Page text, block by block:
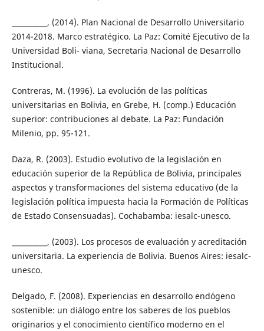
__________, (2014). Plan Nacional de Desarrollo Universitario
2014-2018. Marco estratégico. La Paz: Comité Ejecutivo de la
Universidad Boli- viana, Secretaria Nacional de Desarrollo
Institucional.
Contreras, M. (1996). La evolución de las políticas
universitarias en Bolivia, en Grebe, H. (comp.) Educación
superior: contribuciones al debate. La Paz: Fundación
Milenio, pp. 95-121.
Daza, R. (2003). Estudio evolutivo de la legislación en
educación superior de la República de Bolivia, principales
aspectos y transformaciones del sistema educativo (de la
legislación política impuesta hacia la Formación de Políticas
de Estado Consensuadas). Cochabamba: iesalc-unesco.
__________, (2003). Los procesos de evaluación y acreditación
universitaria. La experiencia de Bolivia. Buenos Aires: iesalc-
unesco.
Delgado, F. (2008). Experiencias en desarrollo endógeno
sostenible: un diálogo entre los saberes de los pueblos
originarios y el conocimiento científico moderno en el